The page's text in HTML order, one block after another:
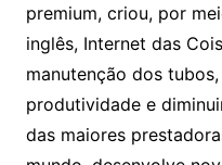
premium, criou, por
inglês, Internet das
manutenção dos
produtividade e
das maiores